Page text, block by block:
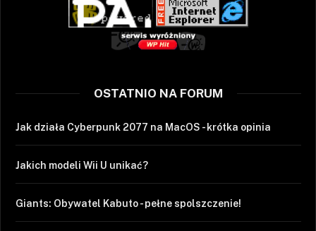
OSTATNIO NA FORUM
Jak działa Cyberpunk 2077 na MacOS - krótka opinia
Jakich modeli Wii U unikać?
Giants: Obywatel Kabuto - pełne spolszczenie!